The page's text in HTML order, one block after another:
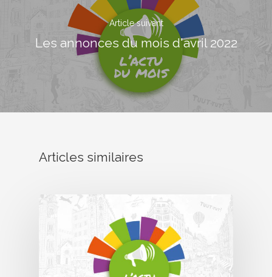
Article suivant
Les annonces du mois d'avril 2022
Articles similaires
17 rue de l’Avre
01.45.79.51.50
Activités
Agenda